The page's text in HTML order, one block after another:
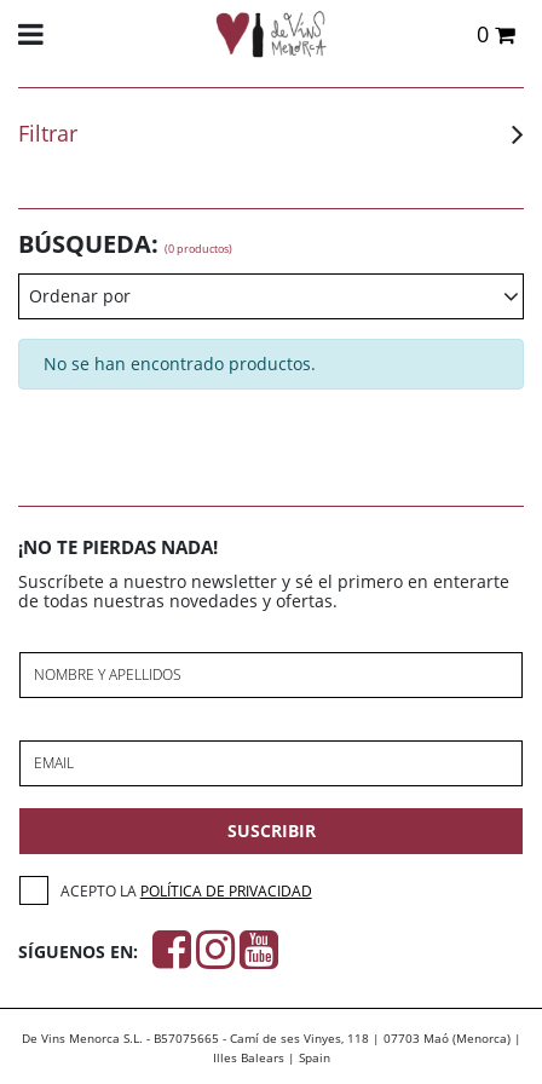
0
Filtrar
BÚSQUEDA: (0 productos)
Ordenar por
No se han encontrado productos.
¡NO TE PIERDAS NADA!
Suscríbete a nuestro newsletter y sé el primero en enterarte
de todas nuestras novedades y ofertas.
NOMBRE Y APELLIDOS
EMAIL
SUSCRIBIR
ACEPTO LA POLÍTICA DE PRIVACIDAD
SÍGUENOS EN:
De Vins Menorca S.L. - B57075665 - Camí de ses Vinyes, 118 | 07703 Maó (Menorca) |
Illes Balears | Spain